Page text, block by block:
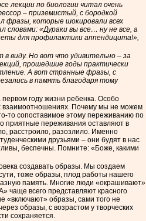
лекции по биологии читал очень
– приземистый, с бородкой
фразы, которые шокировали всех
словами: «Дураки вы все… ну не все, а
для профилактики аппендицита!»,
в виду. Но вот что удивительно – за
прошедшие годы практически
А вот странные фразы, с
в память благодаря тому
году жизни ребенка. Особо
взаимоотношениях. Почему мы не можем
то сопоставимое этому переживанию по
приятные переживания оставляют в
расстроило, разозлило. Именно
друзьями – они будят в нас
беспечны. Помните: «Боже, какими
создавать образы. Мы создаем
тоже образы, плод работы нашего
память. Многие люди «окрашивают»
чаще всего представляют красного
«включают» образы, сами того не
образы, с возрастом у творческих
сохраняется.